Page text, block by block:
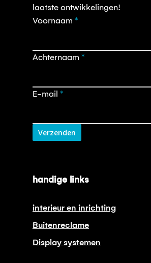
laatste ontwikkelingen!
Opt-
Voornaam *
Achternaam *
E-mail *
Verzenden
handige links
interieur en inrichting
Buitenreclame
Display systemen